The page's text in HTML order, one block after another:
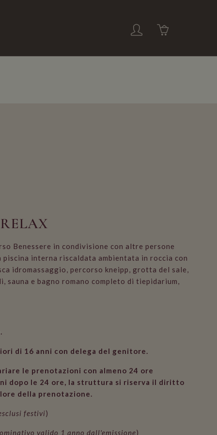
Benessere in condivisione con altre persone
piscina interna riscaldata ambientata in roccia con
idromassaggio, percorso kneipp, grotta del sale,
sauna e bagno romano completo di tiepidarium,
di 16 anni con delega del genitore.
le prenotazioni con almeno 24 ore
dopo le 24 ore, la struttura si riserva il diritto
della prenotazione.
festivi)
valido 1 anno dall'emissione)